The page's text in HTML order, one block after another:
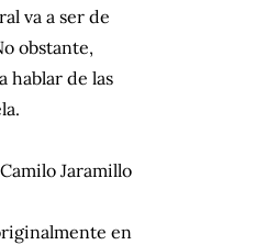
va a ser de
obstante,
hablar de las
Jaramillo
en